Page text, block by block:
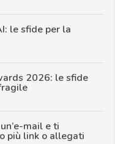
le sfide per la
2026: le sfide
mail e ti
più link o allegati